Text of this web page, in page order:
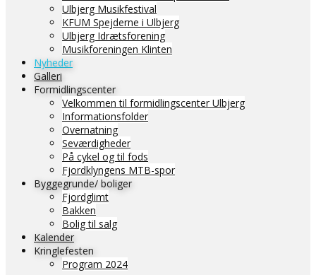
Ulbjerg Musikfestival
KFUM Spejderne i Ulbjerg
Ulbjerg Idrætsforening
Musikforeningen Klinten
Nyheder
Galleri
Formidlingscenter
Velkommen til formidlingscenter Ulbjerg
Informationsfolder
Overnatning
Seværdigheder
På cykel og til fods
Fjordklyngens MTB-spor
Byggegrunde/ boliger
Fjordglimt
Bakken
Bolig til salg
Kalender
Kringlefesten
Program 2024